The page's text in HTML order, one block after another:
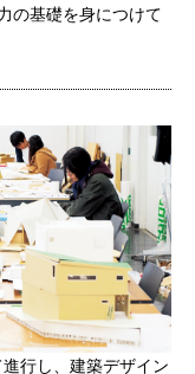
の基礎を身につけて
行し、建築デザイン